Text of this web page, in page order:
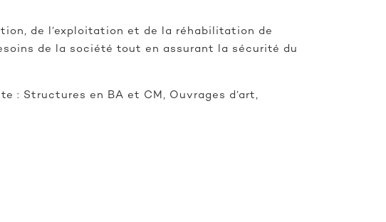
de l’exploitation et de la réhabilitation de
de la société tout en assurant la sécurité du
: Structures en BA et CM, Ouvrages d’art,